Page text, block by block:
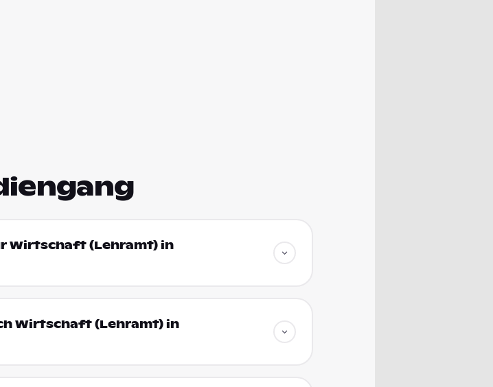
Wirtschaft (Lehramt) in
Wirtschaft (Lehramt) in